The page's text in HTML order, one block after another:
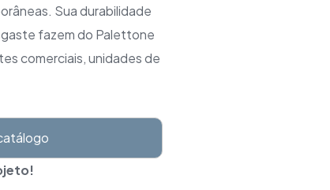
Sua durabilidade
fazem do Palettone
comerciais, unidades de